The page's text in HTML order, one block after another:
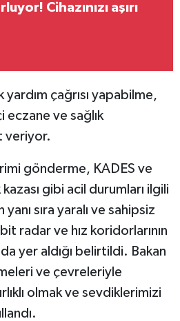
Cihazınızı aşırı
çağrısı yapabilme,
ve sağlık
veriyor.
gönderme, KADES ve
gibi acil durumları ilgili
sıra yaralı ve sahipsiz
radar ve hız koridorlarının
yer aldığı belirtildi. Bakan
ve çevreleriyle
olmak ve sevdiklerimizi